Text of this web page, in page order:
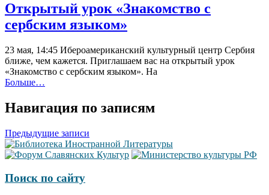
Открытый урок «Знакомство с
сербским языком»
23 мая, 14:45 Ибероамериканский культурный центр Сербия
ближе, чем кажется. Приглашаем вас на открытый урок
«Знакомство с сербским языком». На
Больше…
Навигация по записям
Предыдущие записи
Поиск по сайту